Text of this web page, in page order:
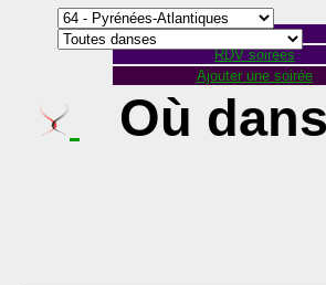
RDV soirées
Ajouter une soirée
Où